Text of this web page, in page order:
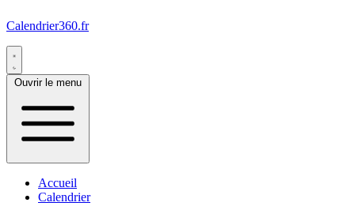
Calendrier360.fr
Ouvrir le menu
Accueil
Calendrier